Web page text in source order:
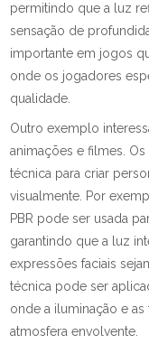
permitindo que a luz
sensação de
importante em jogos
onde os jogadores
qualidade.
Outro exemplo
animações e filmes.
técnica para criar
visualmente. Por
PBR pode ser usada
garantindo que a luz
expressões faciais
técnica pode ser
onde a iluminação e as
atmosfera envolvente.